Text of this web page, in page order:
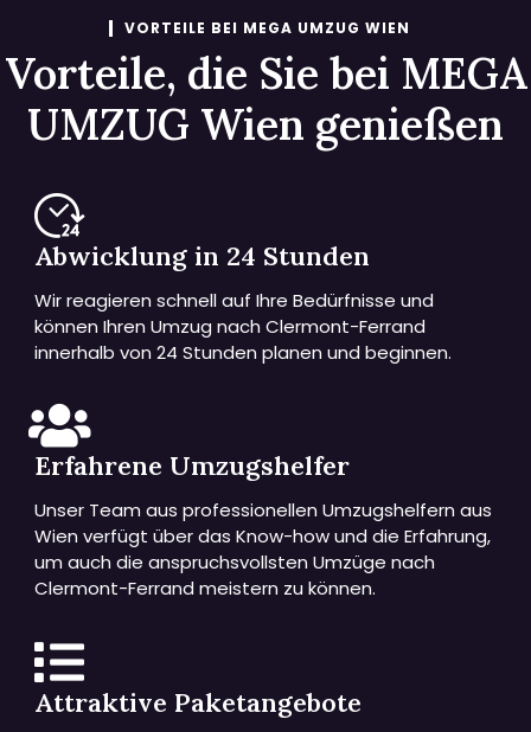
VORTEILE BEI MEGA UMZUG WIEN
Vorteile, die Sie bei MEGA
UMZUG Wien genießen
Abwicklung in 24 Stunden
Wir reagieren schnell auf Ihre Bedürfnisse und
können Ihren Umzug nach Clermont-Ferrand
innerhalb von 24 Stunden planen und beginnen.
Erfahrene Umzugshelfer
Unser Team aus professionellen Umzugshelfern aus
Wien verfügt über das Know-how und die Erfahrung,
um auch die anspruchsvollsten Umzüge nach
Clermont-Ferrand meistern zu können.
Attraktive Paketangebote